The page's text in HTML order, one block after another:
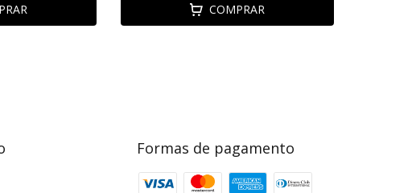
COMPRAR
Formas de pagamento